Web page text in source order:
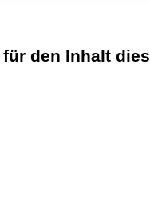
den Inhalt